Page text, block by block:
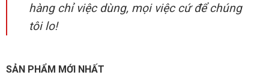
hàng chỉ việc dùng, mọi việc cứ để chúng
tôi lo!
SẢN PHẨM MỚI NHẤT